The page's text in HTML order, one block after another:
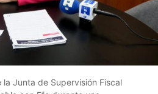
Junta de Supervisión Fiscal